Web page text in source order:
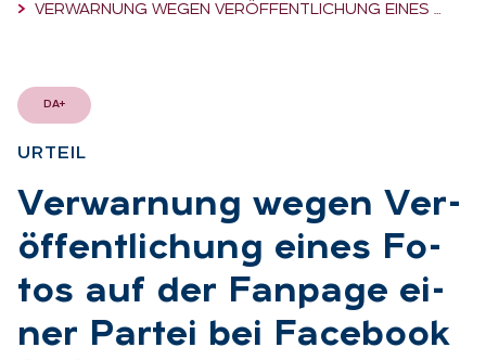
VERWARNUNG WEGEN VERÖFFENTLICHUNG EINES …
DA+
UR­TEIL
:
Ver­war­nung we­gen Ver­
öf­fent­li­chung ei­nes Fo­
tos auf der Fan­page ei­
ner Par­tei bei Face­book